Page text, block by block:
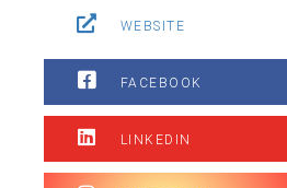
WEBSITE
FACEBOOK
LINKEDIN